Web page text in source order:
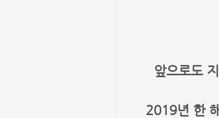
앞으로도
2019년 한